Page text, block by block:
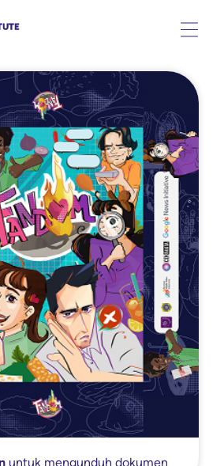
untuk mengunduh dokumen